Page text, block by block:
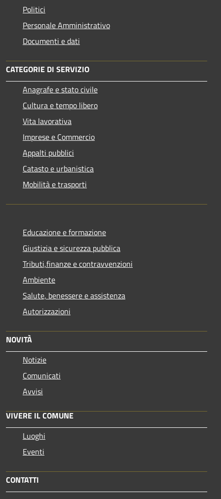
Politici
Personale Amministrativo
Documenti e dati
CATEGORIE DI SERVIZIO
Anagrafe e stato civile
Cultura e tempo libero
Vita lavorativa
Imprese e Commercio
Appalti pubblici
Catasto e urbanistica
Mobilità e trasporti
Educazione e formazione
Giustizia e sicurezza pubblica
Tributi,finanze e contravvenzioni
Ambiente
Salute, benessere e assistenza
Autorizzazioni
NOVITÀ
Notizie
Comunicati
Avvisi
VIVERE IL COMUNE
Luoghi
Eventi
CONTATTI